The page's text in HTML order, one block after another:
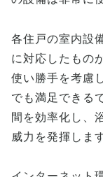
各住戸の室内設
に対応したもの
使い勝手を考慮
でも満足できる
間を効率化し、
威力を発揮しま